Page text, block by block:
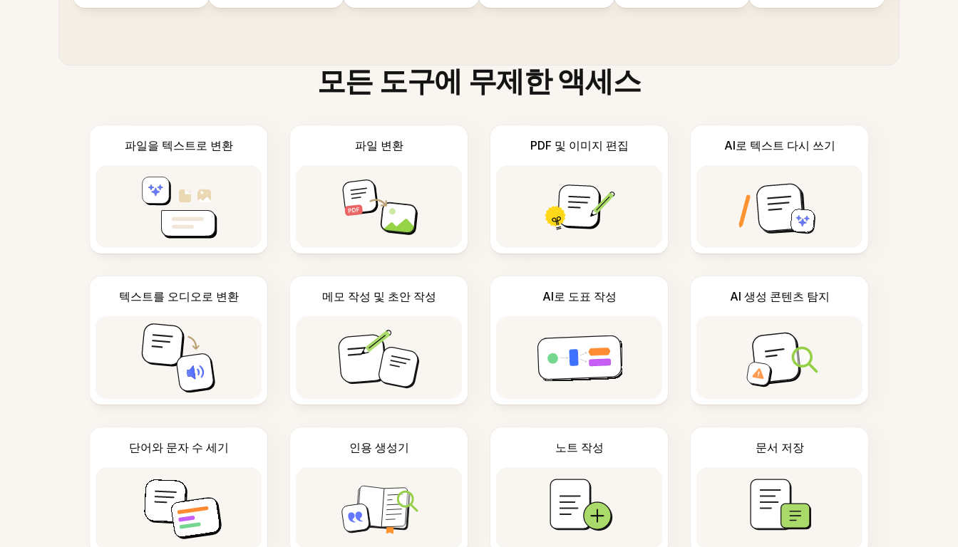
모든 도구에 무제한 액세스
파일을 텍스트로 변환 파일 변환 PDF 및 이미지 편집 AI로 텍스트 다시 쓰기
텍스트를 오디오로 변환 메모 작성 및 초안 작성 AI로 도표 작성 AI 생성 콘텐츠 탐지
단어와 문자 수 세기 인용 생성기 노트 작성 문서 저장